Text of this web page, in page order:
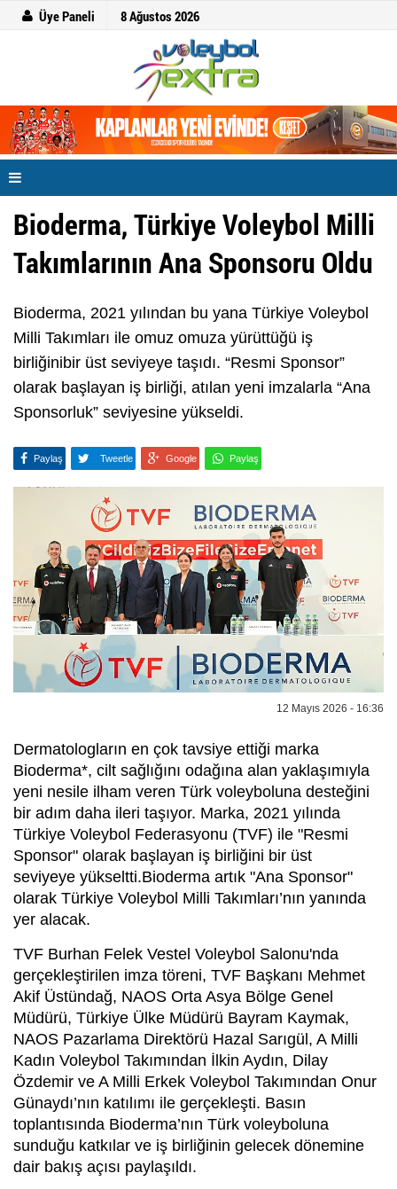
Üye Paneli 8 Ağustos 2026
Bioderma, Türkiye Voleybol Milli
Takımlarının Ana Sponsoru Oldu
Bioderma, 2021 yılından bu yana Türkiye Voleybol
Milli Takımları ile omuz omuza yürüttüğü iş
birliğinibir üst seviyeye taşıdı. “Resmi Sponsor”
olarak başlayan iş birliği, atılan yeni imzalarla “Ana
Sponsorluk” seviyesine yükseldi.​​
Paylaş Tweetle Google Paylaş
12 Mayıs 2026 - 16:36
Dermatologların en çok tavsiye ettiği marka
Bioderma*, cilt sağlığını odağına alan yaklaşımıyla
yeni nesile ilham veren Türk voleyboluna desteğini
bir adım daha ileri taşıyor. Marka, 2021 yılında
Türkiye Voleybol Federasyonu (TVF) ile "Resmi
Sponsor" olarak başlayan iş birliğini bir üst
seviyeye yükseltti.Bioderma artık "Ana Sponsor"
olarak Türkiye Voleybol Milli Takımları’nın yanında
yer alacak.
TVF Burhan Felek Vestel Voleybol Salonu'nda
gerçekleştirilen imza töreni, TVF Başkanı Mehmet
Akif Üstündağ, NAOS Orta Asya Bölge Genel
Müdürü, Türkiye Ülke Müdürü Bayram Kaymak,
NAOS Pazarlama Direktörü Hazal Sarıgül, A Milli
Kadın Voleybol Takımından İlkin Aydın, Dilay
Özdemir ve A Milli Erkek Voleybol Takımından Onur
Günaydı’nın katılımı ile gerçekleşti. Basın
toplantısında Bioderma’nın Türk voleyboluna
sunduğu katkılar ve iş birliğinin gelecek dönemine
dair bakış açısı paylaşıldı.